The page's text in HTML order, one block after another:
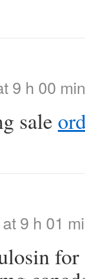
9 h 00 min
sale
9 h 01